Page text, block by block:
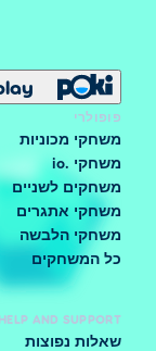
פופולרי
משחקי מכוניות
משחקי .io
משחקים לשניים
משחקי אתגרים
משחקי הלבשה
כל המשחקים
AND SUPPORT
שאלות נפוצות